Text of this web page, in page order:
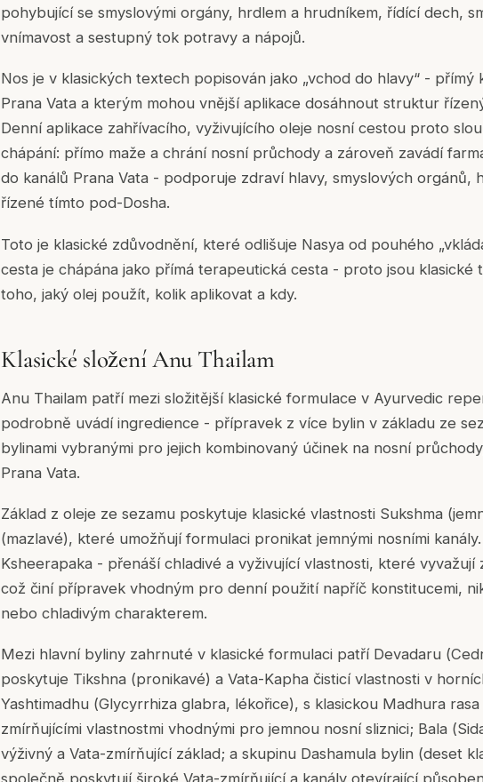
pohybující se smyslovými orgány, hrdlem a hrudníkem, řídící dech,
vnímavost a sestupný tok potravy a nápojů.
Nos je v klasických textech popisován jako „vchod do hlavy“ -
Prana Vata a kterým mohou vnější aplikace dosáhnout struktur
Denní aplikace zahřívacího, vyživujícího oleje nosní cestou proto
chápání: přímo maže a chrání nosní průchody a zároveň zavádí
do kanálů Prana Vata - podporuje zdraví hlavy, smyslových orgánů,
řízené tímto pod-Dosha.
Toto je klasické zdůvodnění, které odlišuje Nasya od pouhého
cesta je chápána jako přímá terapeutická cesta - proto jsou
toho, jaký olej použít, kolik aplikovat a kdy.
Klasické složení Anu Thailam
Anu Thailam patří mezi složitější klasické formulace v Ayurvedic
podrobně uvádí ingredience - přípravek z více bylin v základu ze
bylinami vybranými pro jejich kombinovaný účinek na nosní
Prana Vata.
Základ z oleje ze sezamu poskytuje klasické vlastnosti Sukshma
(mazlavé), které umožňují formulaci pronikat jemnými nosními
Ksheerapaka - přenáší chladivé a vyživující vlastnosti, které vyvažují
což činí přípravek vhodným pro denní použití napříč konstitucemi,
nebo chladivým charakterem.
Mezi hlavní byliny zahrnuté v klasické formulaci patří Devadaru (
poskytuje Tikshna (pronikavé) a Vata-Kapha čisticí vlastnosti v
Yashtimadhu (Glycyrrhiza glabra, lékořice), s klasickou Madhura
zmírňujícími vlastnostmi vhodnými pro jemnou nosní sliznici; Bala (
výživný a Vata-zmírňující základ; a skupinu Dashamula bylin (deset